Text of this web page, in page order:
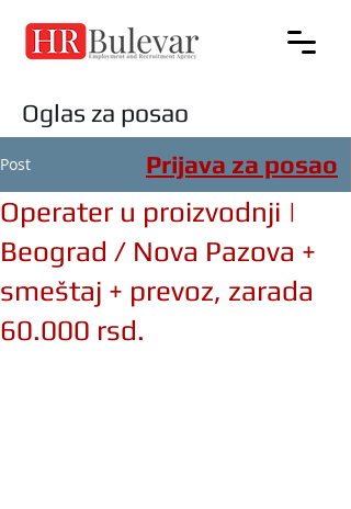
Oglas za posao
Post
Operater u proizvodnji |
Beograd / Nova Pazova +
smeštaj + prevoz, zarada
60.000 rsd.
Prijava za posao